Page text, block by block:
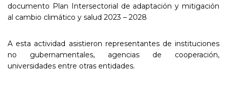
documento Plan Intersectorial de adaptación y mitigación
al cambio climático y salud 2023 – 2028
A esta actividad asistieron representantes de instituciones
no gubernamentales, agencias de cooperación,
universidades entre otras entidades.